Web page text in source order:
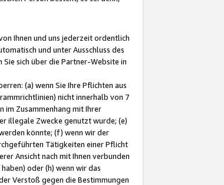
Ihnen und uns jederzeit ordentlich
und unter Ausschluss des
sich über die Partner-Website in
(a) wenn Sie Ihre Pflichten aus
nicht innerhalb von 7
im Zusammenhang mit Ihrer
illegale Zwecke genutzt wurde; (e)
könnte; (f) wenn wir der
Tätigkeiten einer Pflicht
Ansicht nach mit Ihnen verbunden
oder (h) wenn wir das
Verstoß gegen die Bestimmungen